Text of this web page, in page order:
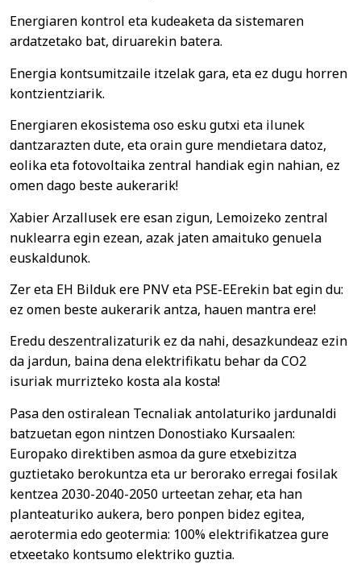
Energiaren kontrol eta kudeaketa da sistemaren
ardatzetako bat, diruarekin batera.
Energia kontsumitzaile itzelak gara, eta ez dugu horren
kontzientziarik.
Energiaren ekosistema oso esku gutxi eta ilunek
dantzarazten dute, eta orain gure mendietara datoz,
eolika eta fotovoltaika zentral handiak egin nahian, ez
omen dago beste aukerarik!
Xabier Arzallusek ere esan zigun, Lemoizeko zentral
nuklearra egin ezean, azak jaten amaituko genuela
euskaldunok.
Zer eta EH Bilduk ere PNV eta PSE-EErekin bat egin du:
ez omen beste aukerarik antza, hauen mantra ere!
Eredu deszentralizaturik ez da nahi, desazkundeaz ezin
da jardun, baina dena elektrifikatu behar da CO2
isuriak murrizteko kosta ala kosta!
Pasa den ostiralean Tecnaliak antolaturiko jardunaldi
batzuetan egon nintzen Donostiako Kursaalen:
Europako direktiben asmoa da gure etxebizitza
guztietako berokuntza eta ur berorako erregai fosilak
kentzea 2030-2040-2050 urteetan zehar, eta han
planteaturiko aukera, bero ponpen bidez egitea,
aerotermia edo geotermia: 100% elektrifikatzea gure
etxeetako kontsumo elektriko guztia.